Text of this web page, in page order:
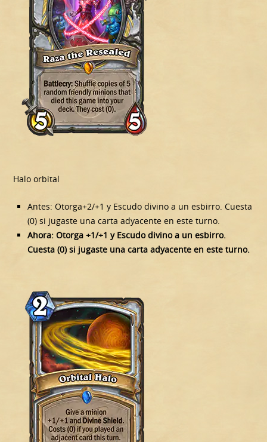
Halo orbital
Antes: Otorga+2/+1 y Escudo divino a un esbirro. Cuesta
(0) si jugaste una carta adyacente en este turno.
Ahora: Otorga +1/+1 y Escudo divino a un esbirro.
Cuesta (0) si jugaste una carta adyacente en este turno.